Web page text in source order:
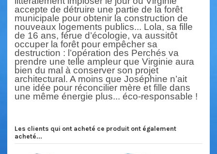
accepte de détruire une partie de la forêt
municipale pour obtenir la construction de
nouveaux logements publics... Lola, sa fille
de 16 ans, férue d’écologie, va aussitôt
occuper la forêt pour empêcher sa
destruction : l ’opération des Perchés va
prendre une tel le ampleur que Virginie aura
bien du mal à conserver son projet
architectural. A moins que Joséphine n’ait
une idée pour réconcilier mère et fille dans
une même énergie plus... éco-responsable !
Les clients qui ont acheté ce produit ont également
acheté...